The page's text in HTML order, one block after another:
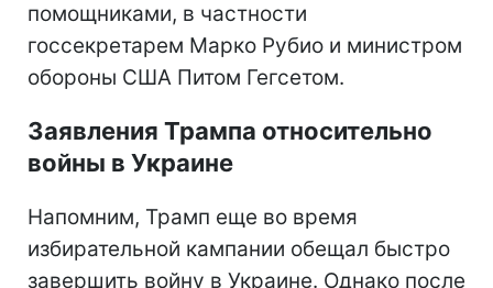
помощниками, в частности
госсекретарем Марко Рубио и министром
обороны США Питом Гегсетом.
Заявления Трампа относительно
войны в Украине
Напомним, Трамп еще во время
избирательной кампании обещал быстро
завершить войну в Украине. Однако после